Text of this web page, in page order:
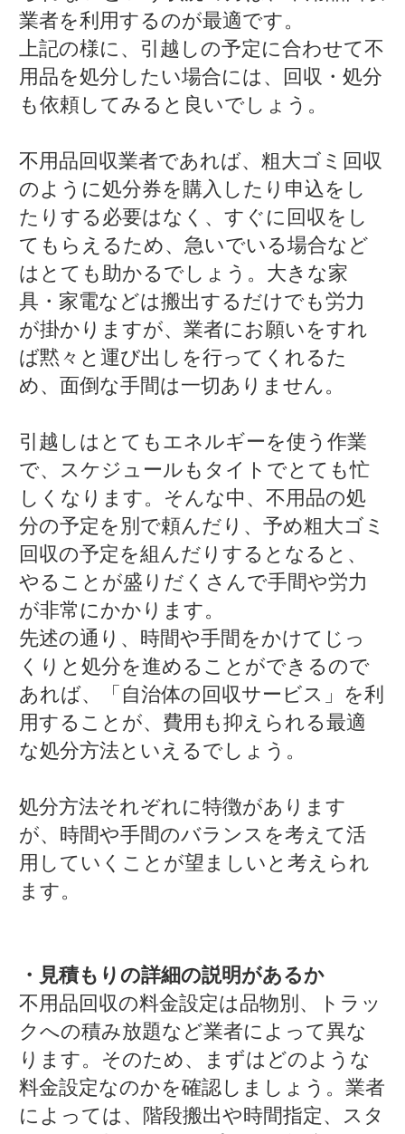
業者を利用するのが最適です。
上記の様に、引越しの予定に合わせて不
用品を処分したい場合には、回収・処分
も依頼してみると良いでしょう。
不用品回収業者であれば、粗大ゴミ回収
のように処分券を購入したり申込をし
たりする必要はなく、すぐに回収をし
てもらえるため、急いでいる場合など
はとても助かるでしょう。大きな家
具・家電などは搬出するだけでも労力
が掛かりますが、業者にお願いをすれ
ば黙々と運び出しを行ってくれるた
め、面倒な手間は一切ありません。
引越しはとてもエネルギーを使う作業
で、スケジュールもタイトでとても忙
しくなります。そんな中、不用品の処
分の予定を別で頼んだり、予め粗大ゴミ
回収の予定を組んだりするとなると、
やることが盛りだくさんで手間や労力
が非常にかかります。
先述の通り、時間や手間をかけてじっ
くりと処分を進めることができるので
あれば、「自治体の回収サービス」を利
用することが、費用も抑えられる最適
な処分方法といえるでしょう。
処分方法それぞれに特徴があります
が、時間や手間のバランスを考えて活
用していくことが望ましいと考えられ
ます。
・見積もりの詳細の説明があるか
不用品回収の料金設定は品物別、トラッ
クへの積み放題など業者によって異な
ります。そのため、まずはどのような
料金設定なのかを確認しましょう。業者
によっては、階段搬出や時間指定、スタ